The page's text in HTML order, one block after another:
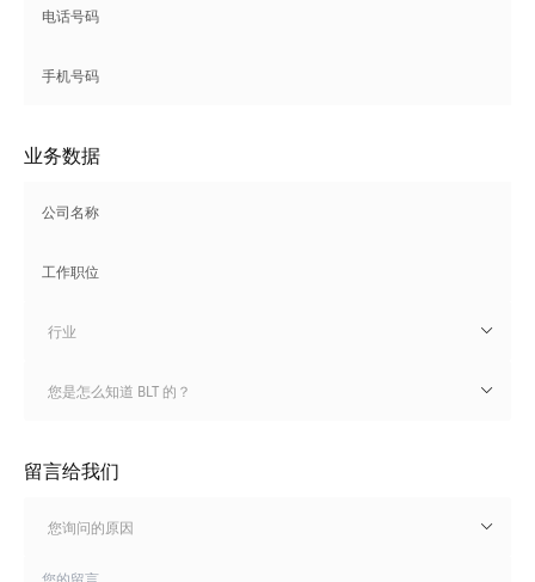
业务数据
行业
您是怎么知道 BLT 的？
留言给我们
您询问的原因